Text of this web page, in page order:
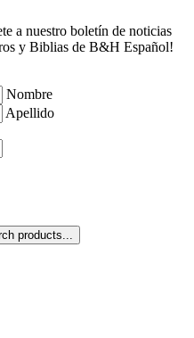
a nuestro boletín de noticias
y Biblias de B&H Español!
Nombre
Apellido
products...